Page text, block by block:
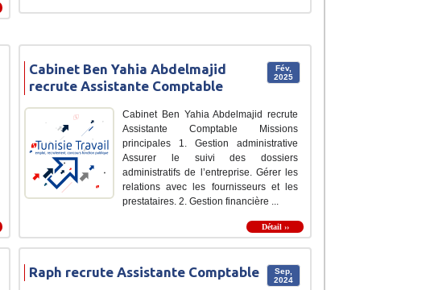
Fév,
2025
Cabinet Ben Yahia Abdelmajid
recrute Assistante Comptable
Cabinet Ben Yahia Abdelmajid recrute
Assistante Comptable Missions
principales 1. Gestion administrative
Assurer le suivi des dossiers
administratifs de l’entreprise. Gérer les
relations avec les fournisseurs et les
prestataires. 2. Gestion financière ...
Détail ››
Sep,
2024
Raph recrute Assistante Comptable